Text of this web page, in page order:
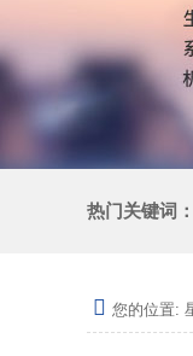
热门关键词：
您的位置: